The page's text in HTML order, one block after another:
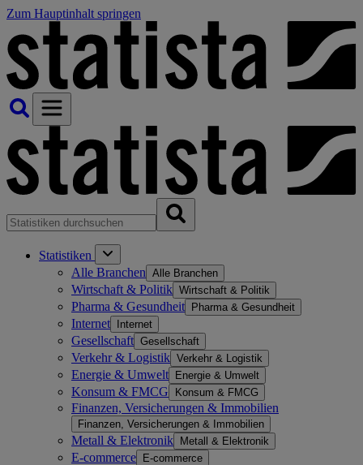
Zum Hauptinhalt springen
Statistiken
Alle Branchen Alle Branchen
Wirtschaft & Politik Wirtschaft & Politik
Pharma & Gesundheit Pharma & Gesundheit
Internet Internet
Gesellschaft Gesellschaft
Verkehr & Logistik Verkehr & Logistik
Energie & Umwelt Energie & Umwelt
Konsum & FMCG Konsum & FMCG
Finanzen, Versicherungen & Immobilien
Finanzen, Versicherungen & Immobilien
Metall & Elektronik Metall & Elektronik
E-commerce E-commerce